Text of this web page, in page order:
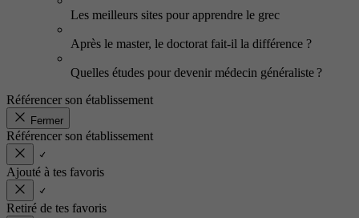
Les meilleurs sites pour apprendre le grec
Après le master, le doctorat fait-il la différence ?
Quelles études pour devenir médecin généraliste ?
Référencer son établissement
Fermer
Référencer son établissement
Ajouté à tes favoris
Retiré de tes favoris